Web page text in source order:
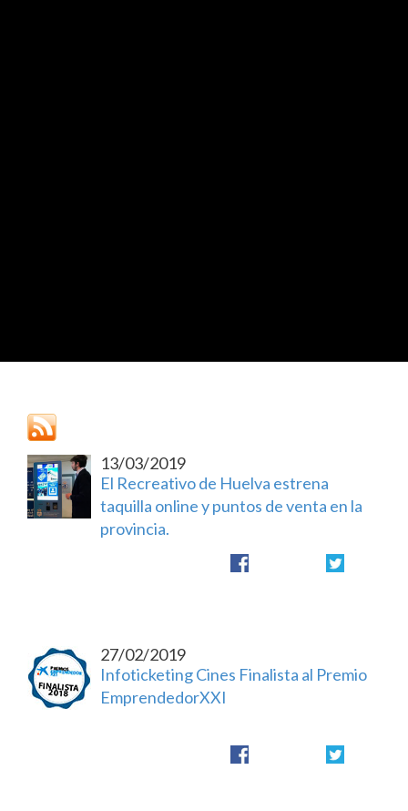
13/03/2019
El Recreativo de Huelva estrena
taquilla online y puntos de venta en la
provincia.
27/02/2019
Infoticketing Cines Finalista al Premio
EmprendedorXXI